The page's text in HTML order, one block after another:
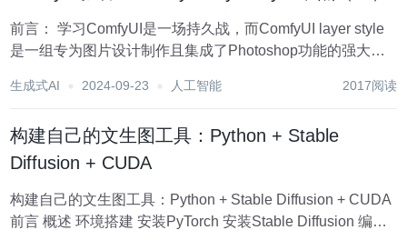
前言： 学习ComfyUI是一场持久战，而ComfyUI layer style
是一组专为图片设计制作且集成了Photoshop功能的强大节
诸如提供仿照Adobe Photoshop的图...
生成式AI 2024-09-23 人工智能 2017阅读
构建自己的文生图工具：Python + Stable
Diffusion + CUDA
构建自己的文生图工具：Python + Stable Diffusion + CUDA
前言 概述 环境搭建 安装PyTorch 安装Stable Diffusion 编写